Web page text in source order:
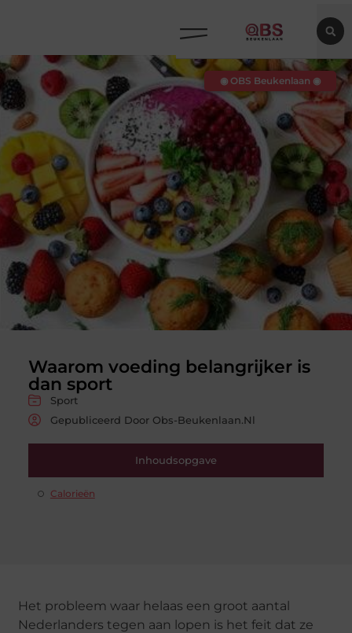
Waarom voeding belangrijker is
dan sport
Sport
Gepubliceerd Door Obs-Beukenlaan.nl
Inhoudsopgave
Calorieën
◉ OBS Beukenlaan ◉
Het probleem waar helaas een groot aantal
Nederlanders tegen aan lopen is het feit dat ze